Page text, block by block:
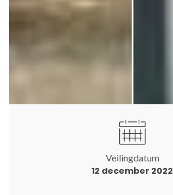
Veilingdatum
12 december 2022